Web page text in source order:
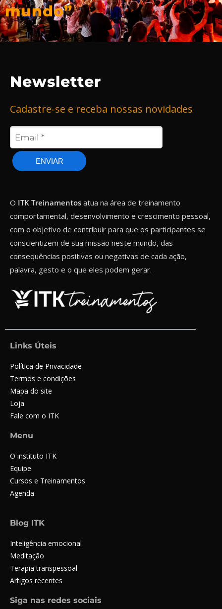
mundo”
Newsletter
Cadastre-se e receba nossas novidades
ENVIAR
O ITK Treinamentos atua na área de treinamento
comportamental, desenvolvimento e crescimento pessoal,
com o objetivo de contribuir para que os participantes se
conscientizem de sua missão neste mundo, das
consequências positivas ou negativas de cada ação,
palavra, gesto e o que eles podem gerar.
Links Úteis
Política de Privacidade
Termos e condições
Mapa do site
Loja
Fale com o ITK
Menu
O instituto ITK
Equipe
Cursos e Treinamentos
Agenda
Blog ITK
Inteligência emocional
Meditação
Terapia transpessoal
Artigos recentes
Siga nas redes sociais